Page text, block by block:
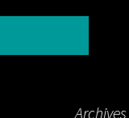
Archives